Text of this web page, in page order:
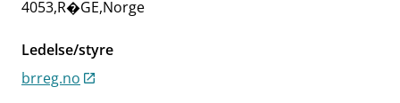
work_outlineJobb hos oss
dashboardInformasjon for investorer
notifications_noneAbonner på nyhetsvarsel
4053,R�GE,Norge
Ledelse/styre
brreg.no